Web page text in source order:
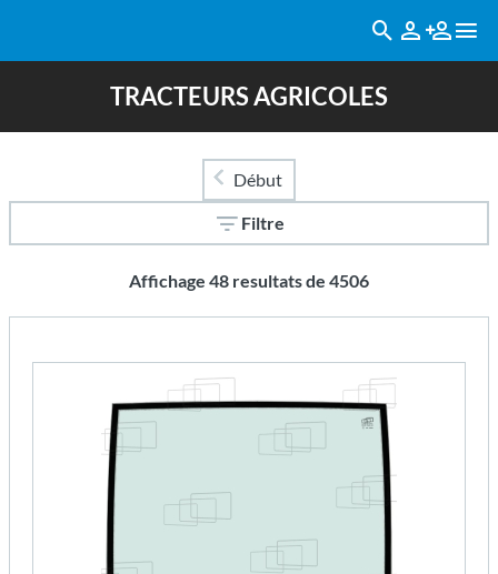
TRACTEURS AGRICOLES
Début
Filtre
Affichage 48 resultats de 4506